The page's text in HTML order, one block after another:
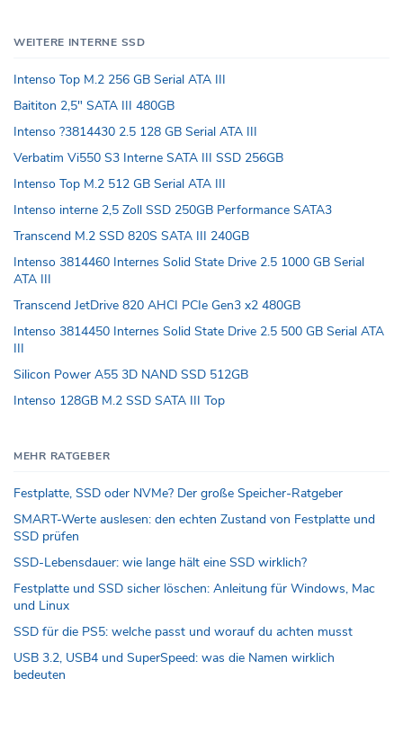
WEITERE INTERNE SSD
Intenso Top M.2 256 GB Serial ATA III
Baititon 2,5" SATA III 480GB
Intenso ?3814430 2.5 128 GB Serial ATA III
Verbatim Vi550 S3 Interne SATA III SSD 256GB
Intenso Top M.2 512 GB Serial ATA III
Intenso interne 2,5 Zoll SSD 250GB Performance SATA3
Transcend M.2 SSD 820S SATA III 240GB
Intenso 3814460 Internes Solid State Drive 2.5 1000 GB Serial
ATA III
Transcend JetDrive 820 AHCI PCIe Gen3 x2 480GB
Intenso 3814450 Internes Solid State Drive 2.5 500 GB Serial ATA
III
Silicon Power A55 3D NAND SSD 512GB
Intenso 128GB M.2 SSD SATA III Top
MEHR RATGEBER
Festplatte, SSD oder NVMe? Der große Speicher-Ratgeber
SMART-Werte auslesen: den echten Zustand von Festplatte und
SSD prüfen
SSD-Lebensdauer: wie lange hält eine SSD wirklich?
Festplatte und SSD sicher löschen: Anleitung für Windows, Mac
und Linux
SSD für die PS5: welche passt und worauf du achten musst
USB 3.2, USB4 und SuperSpeed: was die Namen wirklich
bedeuten